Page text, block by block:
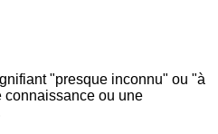
"presque inconnu" ou "à
connaissance ou une